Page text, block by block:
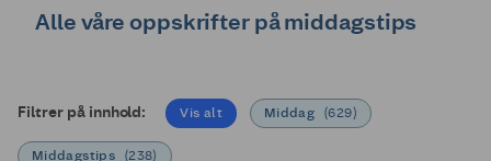
Alle våre oppskrifter på middagstips
Filtrer på innhold: Vis alt Middag (629)
Middagstips (238)